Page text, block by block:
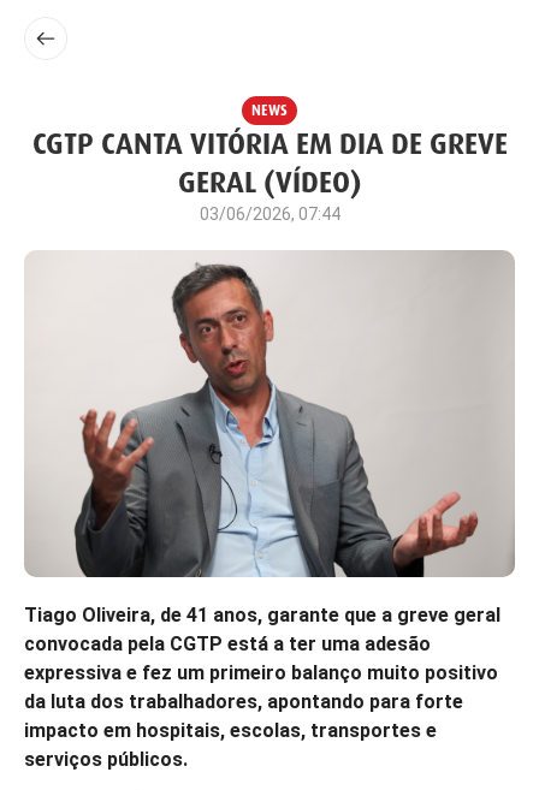
NEWS
CGTP CANTA VITÓRIA EM DIA DE GREVE
GERAL (VÍDEO)
03/06/2026, 07:44
Tiago Oliveira, de 41 anos, garante que a greve geral
convocada pela CGTP está a ter uma adesão
expressiva e fez um primeiro balanço muito positivo
da luta dos trabalhadores, apontando para forte
impacto em hospitais, escolas, transportes e
serviços públicos.